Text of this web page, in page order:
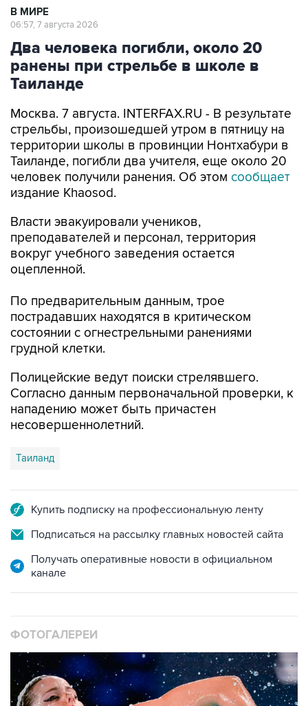
В МИРЕ
06:57, 7 августа 2026
Два человека погибли, около 20
ранены при стрельбе в школе в
Таиланде
Москва. 7 августа. INTERFAX.RU - В результате
стрельбы, произошедшей утром в пятницу на
территории школы в провинции Нонтхабури в
Таиланде, погибли два учителя, еще около 20
человек получили ранения. Об этом сообщает
издание Khaosod.
Власти эвакуировали учеников,
преподавателей и персонал, территория
вокруг учебного заведения остается
оцепленной.
По предварительным данным, трое
пострадавших находятся в критическом
состоянии с огнестрельными ранениями
грудной клетки.
Полицейские ведут поиски стрелявшего.
Согласно данным первоначальной проверки, к
нападению может быть причастен
несовершеннолетний.
Таиланд
Купить подписку на профессиональную ленту
Подписаться на рассылку главных новостей сайта
Получать оперативные новости в официальном
канале
ФОТОГАЛЕРЕИ